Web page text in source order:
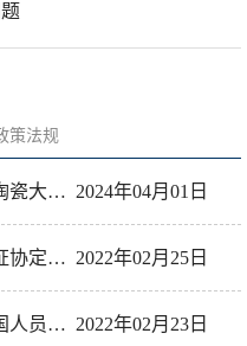
策法规
[政策法规] 关于印发《景德镇陶瓷大学境外非政府组织在校内活动管理办法》的通知 2024年04月01日
[政策法规] 中国与外国互免签证协定一览表 2022年02月25日
[政策法规] 景德镇陶瓷大学出国人员行前须知 2022年02月23日